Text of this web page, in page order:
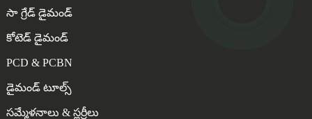
సా గ్రేడ్ డైమండ్
కోటెడ్ డైమండ్
PCD & PCBN
డైమండ్ టూల్స్
సమ్మేళనాలు & స్లర్రీలు